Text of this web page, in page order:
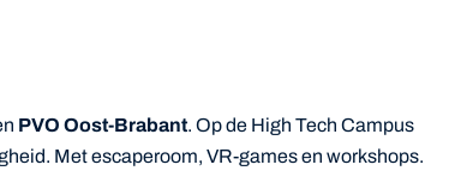
PVO Oost-Brabant. Op de High Tech Campus
Met escaperoom, VR-games en workshops.